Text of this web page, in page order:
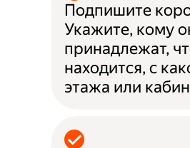
Подпишите
Укажите, кому
принадлежат,
находится, с
этажа или